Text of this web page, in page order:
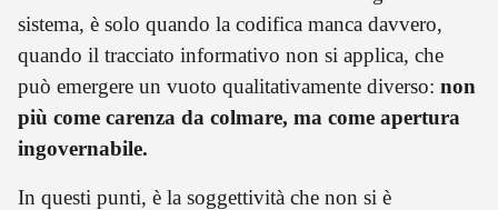
sistema, è solo quando la codifica manca davvero,
quando il tracciato informativo non si applica, che
può emergere un vuoto qualitativamente diverso: non
più come carenza da colmare, ma come apertura
ingovernabile.
In questi punti, è la soggettività che non si è